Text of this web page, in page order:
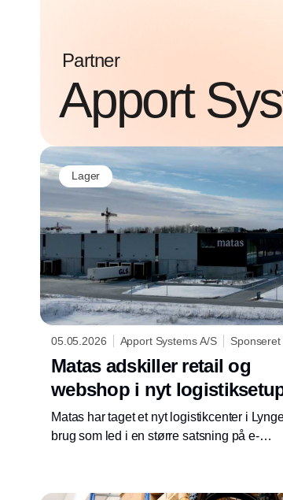
Partner
Apport
Lager
05.05.2026 Apport Systems A/S Sponseret
Matas adskiller retail og
webshop i nyt
Matas har taget et nyt logistikcenter i
brug som led i en større satsning på e-
Med et dedikeret B2C-setup, AutoStore og